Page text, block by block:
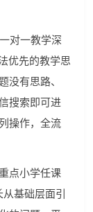
对一教学深
优先的教学思
有思路、
搜索即可进
操作，全流
点小学任课
基础层面引